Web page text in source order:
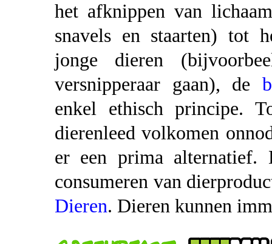
het afknippen van
snavels en staarten) tot
jonge dieren
versnipperaar gaan), de
enkel ethisch principe.
dierenleed volkomen
er een prima
consumeren van
Dieren. Dieren kunnen